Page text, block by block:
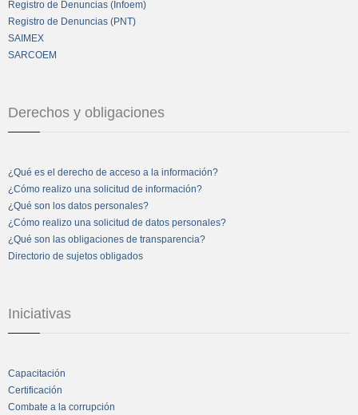
Registro de Denuncias (Infoem)
Registro de Denuncias (PNT)
SAIMEX
SARCOEM
Derechos y obligaciones
¿Qué es el derecho de acceso a la información?
¿Cómo realizo una solicitud de información?
¿Qué son los datos personales?
¿Cómo realizo una solicitud de datos personales?
¿Qué son las obligaciones de transparencia?
Directorio de sujetos obligados
Iniciativas
Capacitación
Certificación
Combate a la corrupción